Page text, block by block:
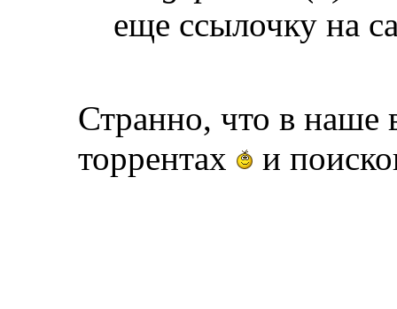
еще ссылочку на
Странно, что в
торрентах
и